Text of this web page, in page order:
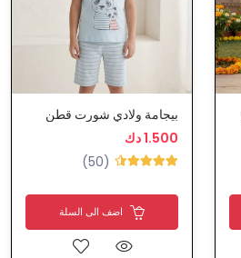
بيجامة ولادي شورت قطن
1.500 دك
(50)
اضف الى السلة